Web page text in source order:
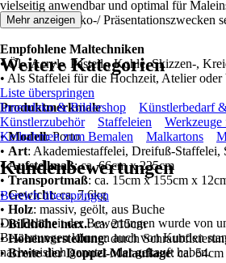
vielseitig anwendbar und optimal für
wie auch zu Deko-/ Präsentationszwecken
Empfohlene Maltechniken
• Öl-, Acryl-, Pastell-, Kohle, Skizzen-,
• Als Staffelei für die Hochzeit, Atelier oder
Produktmerkmale
•Modell: Porto
• Art: Akademiestaffelei, Dreifuß-Staffelei,
•Aufstellmaß: ca. 66cm x 225cm
• Transportmaß: ca. 15cm x 155cm x
•Gewicht: ca. 7,6kg
• Holz: massiv, geölt, aus Buche
•Bildhöhe max.: ca. 215cm
•Höhenverstellung: durch
•Breite der Doppel-Malauflage: ca. 54cm
Mehr anzeigen
Weitere Kategorien
Liste überspringen
Innendeko & Bildershop
Künstlerbedarf
Künstlerzubehör
Staffeleien
Keilrahmen zum Bemalen
Malkartons
Kundenbewertungen
Bereich überspringen
Die Echtheit der Bewertungen wurde von
Bewertungen können auch von Kunden
nachweislich genutzt oder gekauft haben.